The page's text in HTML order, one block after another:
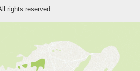
rights reserved.